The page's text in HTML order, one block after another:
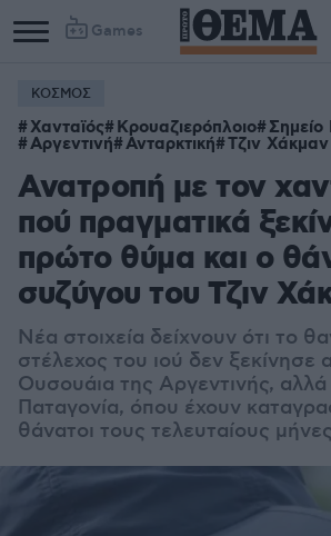
Games
ΚΟΣΜΟΣ
Χανταϊός Κρουαζιερόπλοιο
Αργεντινή Ανταρκτική Τζιν Χάκμαν
Ανατροπή με τον
πού πραγματικά
πρώτο θύμα και ο
συζύγου του Τζιν
Νέα στοιχεία δείχνουν ότι το
στέλεχος του ιού δεν ξεκίνησε
Ουσουάια της Αργεντινής,
Παταγονία, όπου έχουν
θάνατοι τους τελευταίους μήνες